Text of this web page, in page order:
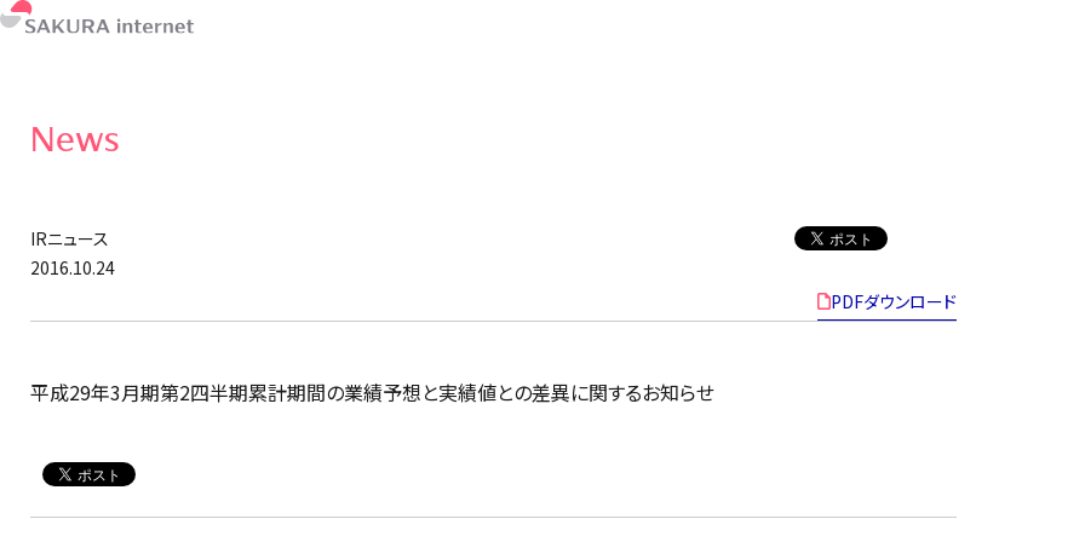
News
IRニュース
2016.10.24
PDFダウンロード
平成29年3月期第2四半期累計期間の業績予想と実績値との差異に関するお知らせ